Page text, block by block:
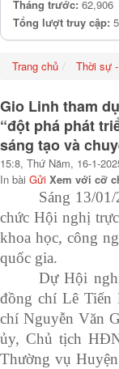
Tháng trước: 62,906
Tổng lượt truy cập:
Trang chủ Thời sự
Gio Linh tham
“đột phá phát
sáng tạo và
15:8, Thứ Năm, 16-1-
In bài Gửi Xem với cỡ
Sáng 13/
chức Hội nghị
khoa học, công
quốc gia.
Dự Hội
đồng chí Lê
chí Nguyễn Văn
ủy, Chủ tịch
Thường vụ